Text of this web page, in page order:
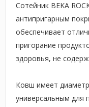
Сотейник BEKA
антипригарным
обеспечивает
пригорание
здоровья, не
Ковш имеет
универсальным для